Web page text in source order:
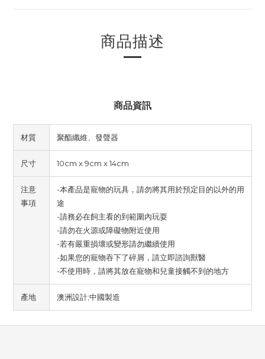
商品描述
商品資訊
材質 聚酯纖維、發聲器
尺寸 10cm x 9cm x 14cm
注意
事項
-本產品是寵物的玩具，請勿將其用於預定目的以外的用
途
-請務必在飼主看的到範圍內玩耍
-請勿在火源或障礙物附近使用
-若有嚴重損壞或變形請勿繼續使用
-如果您的寵物吞下了碎屑，請立即諮詢獸醫
-不使用時，請將其放在寵物和兒童接觸不到的地方
產地 澳洲設計;中國製造